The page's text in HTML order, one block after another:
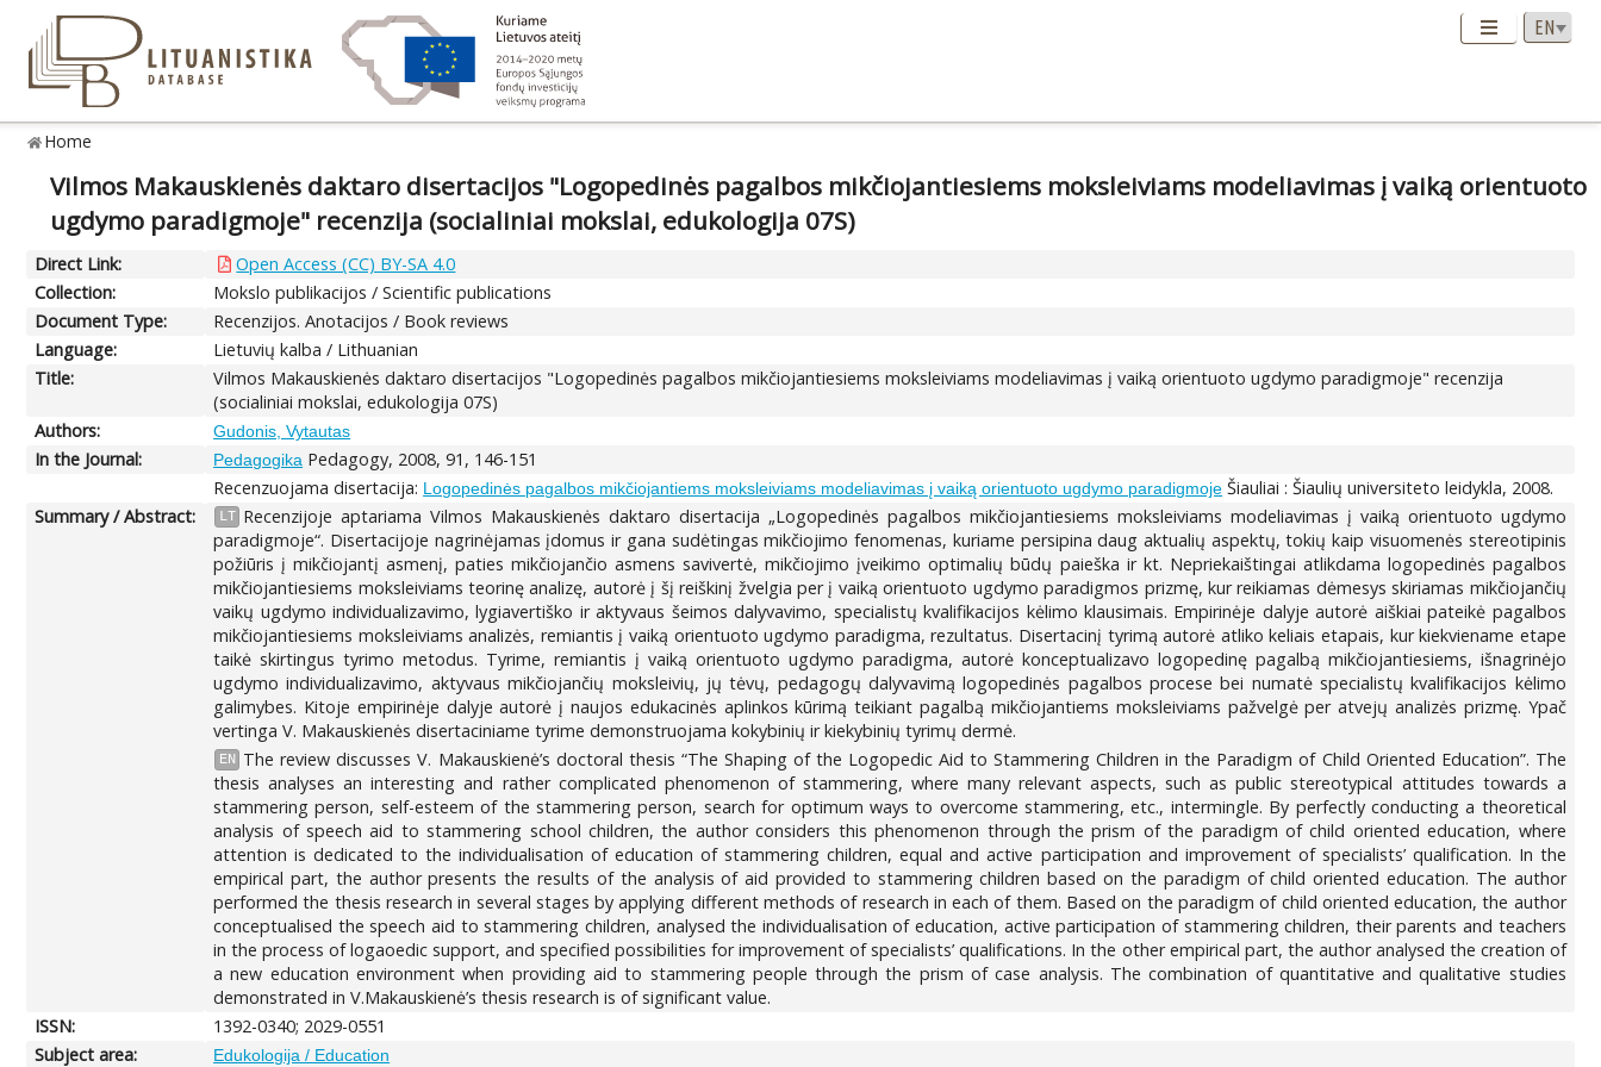
Home
Vilmos Makauskienės daktaro disertacijos "Logopedinės pagalbos mikčiojantiesiems moksleiviams modeliavimas į vaiką orientuoto
ugdymo paradigmoje" recenzija (socialiniai mokslai, edukologija 07S)
Direct Link:
Open Access (CC) BY-SA 4.0
Collection:
Mokslo publikacijos / Scientific publications
Document Type:
Recenzijos. Anotacijos / Book reviews
Language:
Lietuvių kalba / Lithuanian
Title:
Vilmos Makauskienės daktaro disertacijos "Logopedinės pagalbos mikčiojantiesiems moksleiviams modeliavimas į vaiką orientuoto ugdymo paradigmoje" recenzija
(socialiniai mokslai, edukologija 07S)
Authors:
Gudonis, Vytautas
In the Journal: Pedagogika Pedagogy, 2008, 91, 146-151
Recenzuojama disertacija: Logopedinės pagalbos mikčiojantiems moksleiviams modeliavimas į vaiką orientuoto ugdymo paradigmoje Šiauliai : Šiaulių universiteto leidykla, 2008.
Summary / Abstract:
LT Recenzijoje aptariama Vilmos Makauskienės daktaro disertacija „Logopedinės pagalbos mikčiojantiesiems moksleiviams modeliavimas į vaiką orientuoto ugdymo
paradigmoje“. Disertacijoje nagrinėjamas įdomus ir gana sudėtingas mikčiojimo fenomenas, kuriame persipina daug aktualių aspektų, tokių kaip visuomenės stereotipinis
požiūris į mikčiojantį asmenį, paties mikčiojančio asmens savivertė, mikčiojimo įveikimo optimalių būdų paieška ir kt. Nepriekaištingai atlikdama logopedinės pagalbos
mikčiojantiesiems moksleiviams teorinę analizę, autorė į šį reiškinį žvelgia per į vaiką orientuoto ugdymo paradigmos prizmę, kur reikiamas dėmesys skiriamas mikčiojančių
vaikų ugdymo individualizavimo, lygiavertiško ir aktyvaus šeimos dalyvavimo, specialistų kvalifikacijos kėlimo klausimais. Empirinėje dalyje autorė aiškiai pateikė pagalbos
mikčiojantiesiems moksleiviams analizės, remiantis į vaiką orientuoto ugdymo paradigma, rezultatus. Disertacinį tyrimą autorė atliko keliais etapais, kur kiekviename etape
taikė skirtingus tyrimo metodus. Tyrime, remiantis į vaiką orientuoto ugdymo paradigma, autorė konceptualizavo logopedinę pagalbą mikčiojantiesiems, išnagrinėjo
ugdymo individualizavimo, aktyvaus mikčiojančių moksleivių, jų tėvų, pedagogų dalyvavimą logopedinės pagalbos procese bei numatė specialistų kvalifikacijos kėlimo
galimybes. Kitoje empirinėje dalyje autorė į naujos edukacinės aplinkos kūrimą teikiant pagalbą mikčiojantiems moksleiviams pažvelgė per atvejų analizės prizmę. Ypač
vertinga V. Makauskienės disertaciniame tyrime demonstruojama kokybinių ir kiekybinių tyrimų dermė.
EN
The review discusses V. Makauskienė’s doctoral thesis “The Shaping of the Logopedic Aid to Stammering Children in the Paradigm of Child Oriented Education”. The
thesis analyses an interesting and rather complicated phenomenon of stammering, where many relevant aspects, such as public stereotypical attitudes towards a
stammering person, self-esteem of the stammering person, search for optimum ways to overcome stammering, etc., intermingle. By perfectly conducting a theoretical
analysis of speech aid to stammering school children, the author considers this phenomenon through the prism of the paradigm of child oriented education, where
attention is dedicated to the individualisation of education of stammering children, equal and active participation and improvement of specialists’ qualification. In the
empirical part, the author presents the results of the analysis of aid provided to stammering children based on the paradigm of child oriented education. The author
performed the thesis research in several stages by applying different methods of research in each of them. Based on the paradigm of child oriented education, the author
conceptualised the speech aid to stammering children, analysed the individualisation of education, active participation of stammering children, their parents and teachers
in the process of logaoedic support, and specified possibilities for improvement of specialists’ qualifications. In the other empirical part, the author analysed the creation of
a new education environment when providing aid to stammering people through the prism of case analysis. The combination of quantitative and qualitative studies
demonstrated in V.Makauskienė’s thesis research is of significant value.
ISSN:
1392-0340; 2029-0551
Subject area:
Edukologija / Education